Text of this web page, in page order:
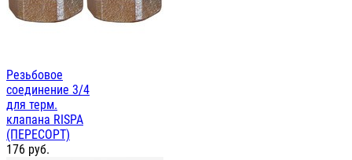
Резьбовое
соединение 3/4
для терм.
клапана RISPA
(ПЕРЕСОРТ)
176 руб.